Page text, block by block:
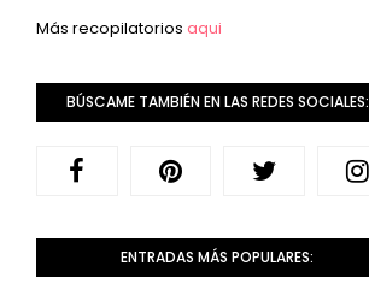
Más recopilatorios aqui
BÚSCAME TAMBIÉN EN LAS REDES SOCIALES:
ENTRADAS MÁS POPULARES: